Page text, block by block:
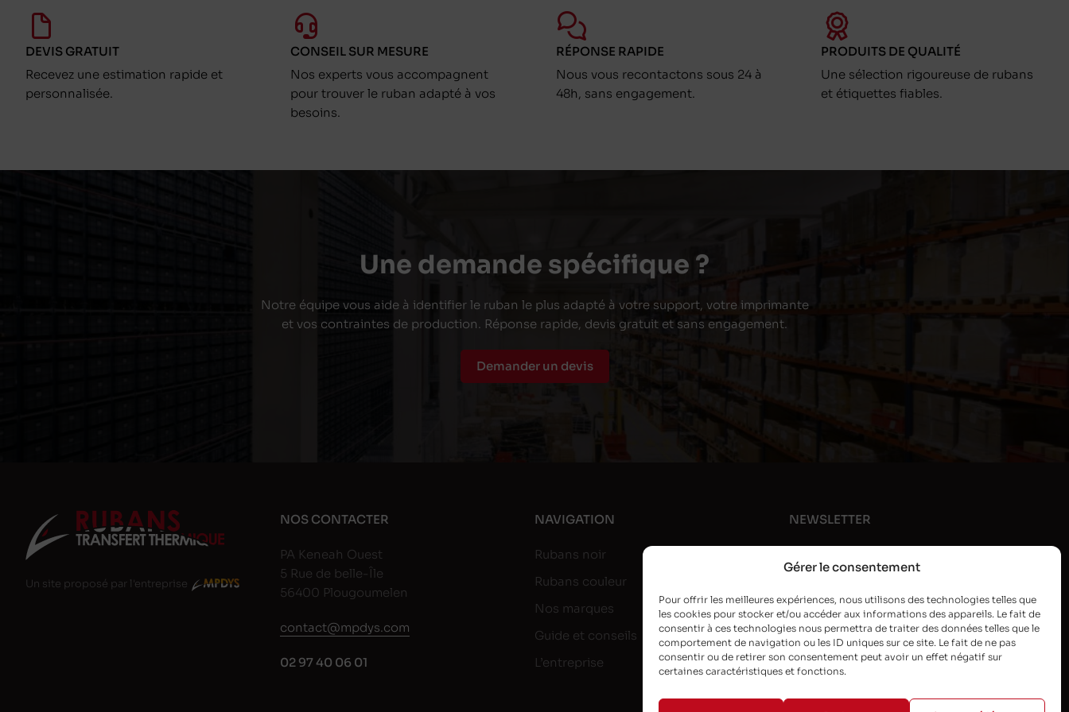
Gérer le consentement
Pour offrir les meilleures expériences, nous utilisons des technologies telles que
les cookies pour stocker et/ou accéder aux informations des appareils. Le fait de
consentir à ces technologies nous permettra de traiter des données telles que le
comportement de navigation ou les ID uniques sur ce site. Le fait de ne pas
consentir ou de retirer son consentement peut avoir un effet négatif sur
certaines caractéristiques et fonctions.
DEVIS GRATUIT
Recevez une estimation rapide et
personnalisée.
CONSEIL SUR MESURE
Nos experts vous accompagnent
pour trouver le ruban adapté à vos
besoins.
RÉPONSE RAPIDE
Nous vous recontactons sous 24 à
48h, sans engagement.
PRODUITS DE QUALITÉ
Une sélection rigoureuse de rubans
et étiquettes fiables.
Une demande spécifique ?
Notre équipe vous aide à identifier le ruban le plus adapté à votre support, votre imprimante
et vos contraintes de production. Réponse rapide, devis gratuit et sans engagement.
Demander un devis
Un site proposé par l'entreprise
NOS CONTACTER
PA Keneah Ouest
5 Rue de belle-Île
56400 Plougoumelen
contact@mpdys.com
02 97 40 06 01
NAVIGATION
Rubans noir
Rubans couleur
Nos marques
Guide et conseils
L’entreprise
NEWSLETTER